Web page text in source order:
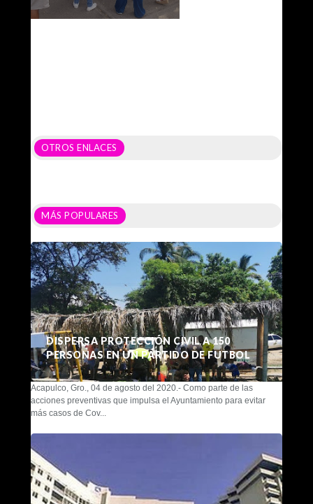
OTROS ENLACES
MÁS POPULARES
DISPERSA PROTECCIÓN CIVIL A 150
PERSONAS EN UN PARTIDO DE FUTBOL
Acapulco, Gro., 04 de agosto del 2020.- Como parte de las
acciones preventivas que impulsa el Ayuntamiento para evitar
más casos de Cov...